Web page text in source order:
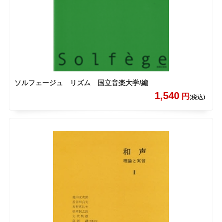
ソルフェージュ リズム 国立音楽大学/編
1,540 円(税込)